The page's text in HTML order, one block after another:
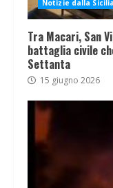
Notizie dalla Sicilia
Tra Macari, San
battaglia civile
Settanta
15 giugno 2026